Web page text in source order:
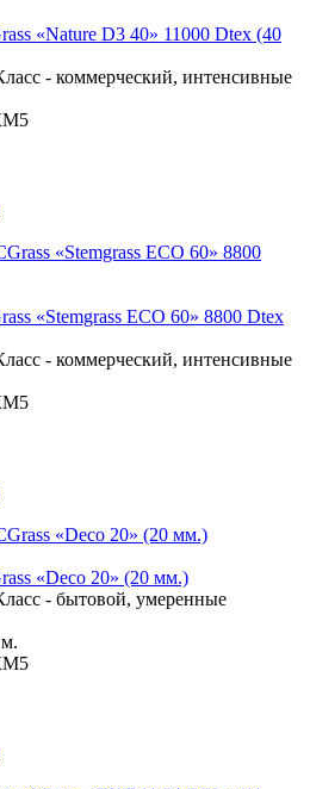
«Nature D3 40» 11000 Dtex (40
- коммерческий, интенсивные
«Stemgrass ECO 60» 8800 Dtex
- коммерческий, интенсивные
«Deco 20» (20 мм.)
- бытовой, умеренные